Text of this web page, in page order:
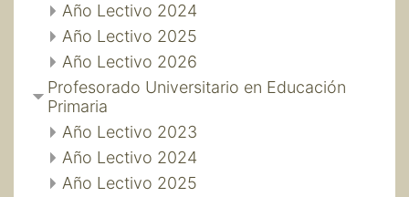
Año Lectivo 2024
Año Lectivo 2025
Año Lectivo 2026
Profesorado Universitario en Educación
Primaria
Año Lectivo 2023
Año Lectivo 2024
Año Lectivo 2025